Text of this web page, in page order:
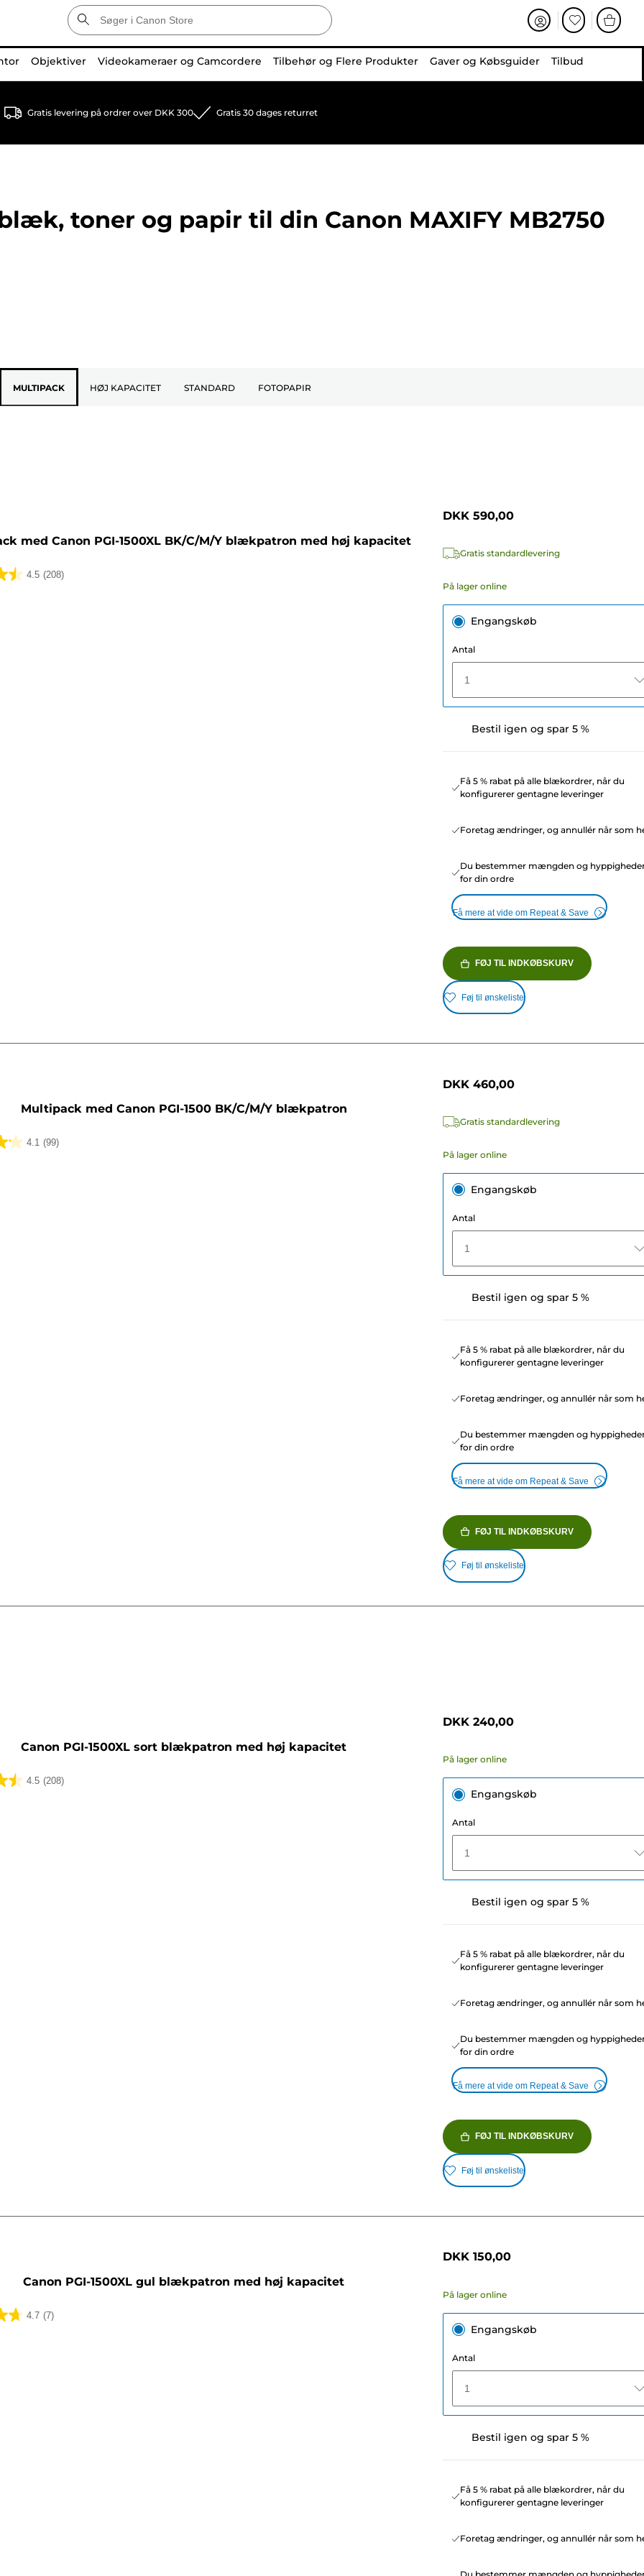
Objektiver Videokameraer og Camcordere Tilbehør og Flere Produkter Gaver og Købsguider Tilbud
Gratis levering på ordrer over DKK 300 Gratis 30 dages returret
toner og papir til din Canon MAXIFY MB2750
MULTIPACK HØJ KAPACITET STANDARD FOTOPAPIR
med Canon PGI-1500XL BK/C/M/Y blækpatron med høj kapacitet
4.5 (208)
DKK 590,00
Gratis standardlevering
På lager online
Engangskøb
Antal
1
Bestil igen og spar 5 %
Få 5 % rabat på alle blækordrer, når du
konfigurerer gentagne leveringer
Foretag ændringer, og annullér når som
Du bestemmer mængden og
for din ordre
Få mere at vide om Repeat & Save
FØJ TIL INDKØBSKURV
Føj til ønskeliste
Multipack med Canon PGI-1500 BK/C/M/Y blækpatron
4.1 (99)
DKK 460,00
Gratis standardlevering
På lager online
Engangskøb
Antal
1
Bestil igen og spar 5 %
Få 5 % rabat på alle blækordrer, når du
konfigurerer gentagne leveringer
Foretag ændringer, og annullér når som
Du bestemmer mængden og
for din ordre
Få mere at vide om Repeat & Save
FØJ TIL INDKØBSKURV
Føj til ønskeliste
Canon PGI-1500XL sort blækpatron med høj kapacitet
4.5 (208)
DKK 240,00
På lager online
Engangskøb
Antal
1
Bestil igen og spar 5 %
Få 5 % rabat på alle blækordrer, når du
konfigurerer gentagne leveringer
Foretag ændringer, og annullér når som
Du bestemmer mængden og
for din ordre
Få mere at vide om Repeat & Save
FØJ TIL INDKØBSKURV
Føj til ønskeliste
Canon PGI-1500XL gul blækpatron med høj kapacitet
4.7 (7)
DKK 150,00
På lager online
Engangskøb
Antal
1
Bestil igen og spar 5 %
Få 5 % rabat på alle blækordrer, når du
konfigurerer gentagne leveringer
Foretag ændringer, og annullér når som